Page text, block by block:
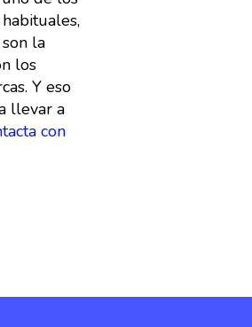
la
los
Y eso
llevar a
con